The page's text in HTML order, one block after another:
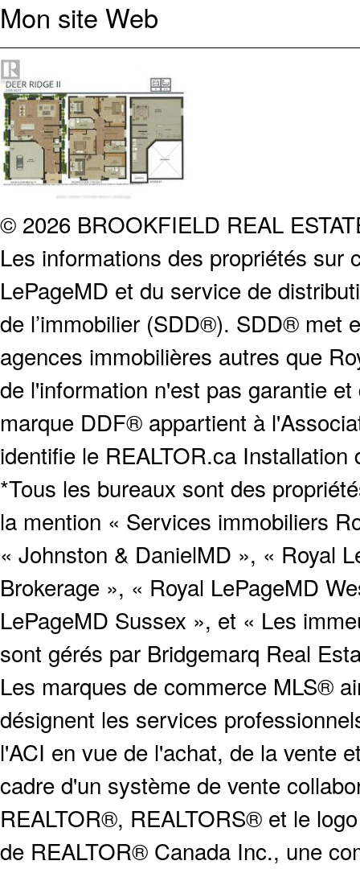
Mon site Web
© 2026 BROOKFIELD REAL
Les informations des propriétés sur
LePageMD et du service de
de l’immobilier (SDD®). SDD® met
agences immobilières autres que
de l'information n'est pas garantie
marque DDF® appartient à
identifie le REALTOR.ca
*Tous les bureaux sont des
la mention « Services immobiliers
« Johnston & DanielMD », « Royal
Brokerage », « Royal LePageMD
LePageMD Sussex », et « Les
sont gérés par Bridgemarq Real
Les marques de commerce MLS®
désignent les services
l'ACI en vue de l'achat, de la vente
cadre d'un système de vente
REALTOR®, REALTORS® et le
de REALTOR® Canada Inc., une